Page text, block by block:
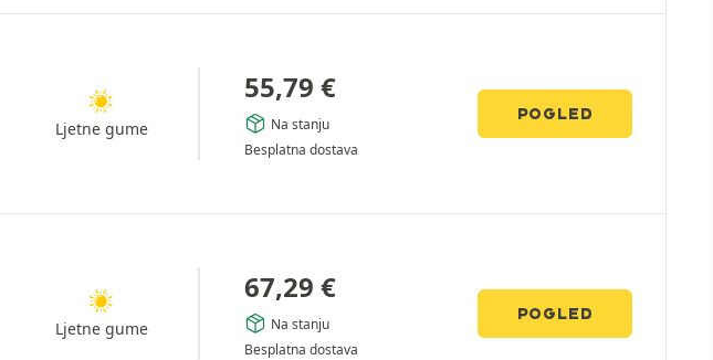
Ljetne gume
55,79 €
Na stanju
Besplatna dostava
POGLED
Ljetne gume
67,29 €
Na stanju
Besplatna dostava
POGLED